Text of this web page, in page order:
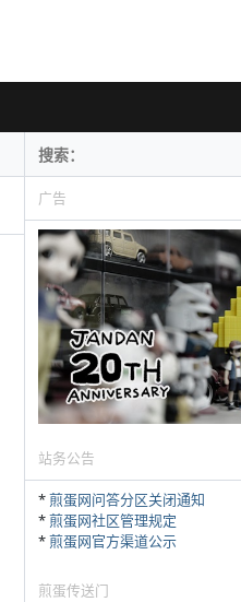
广告
站务公告
*煎蛋网问答分区关闭通知
*煎蛋网社区管理规定
*煎蛋网官方渠道公示
煎蛋传送门